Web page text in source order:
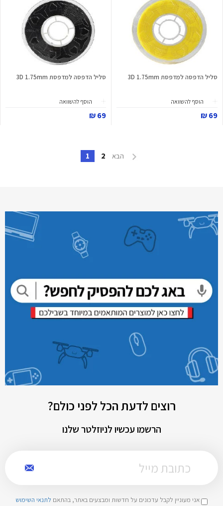
סליל הדפסה למדפסת 3D 1.75mm
הוסף להשוואה
69 ₪
סליל הדפסה למדפסת 3D 1.75mm
הוסף להשוואה
69 ₪
הבא 2
1
רוצים לדעת הכל לפני כולם?
הרשמו עכשיו לניוזלטר שלנו
אני מעוניין לקבל עדכונים על חדשות ומבצעים באתר, בהתאם לתנאי השימוש